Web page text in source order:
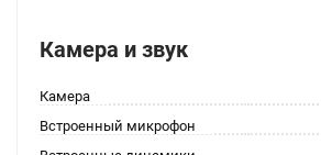
Камера и звук
Камера
Встроенный микрофон